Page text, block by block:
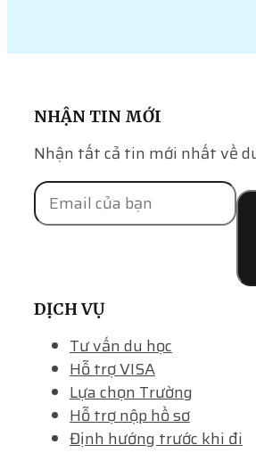
NHẬN TIN MỚI
Nhận tất cả tin mới nhất về
DỊCH VỤ
Tư vấn du học
Hỗ trợ VISA
Lựa chọn Trường
Hỗ trợ nộp hồ sơ
Định hướng trước khi đi